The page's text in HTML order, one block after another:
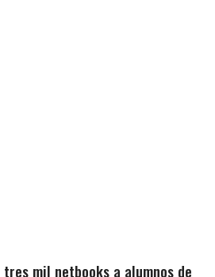
mil netbooks a alumnos de